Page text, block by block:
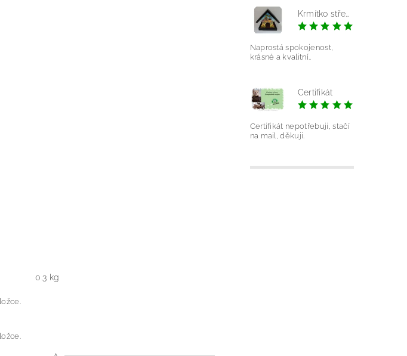
0.3 kg
Naprostá spokojenost,
krásné a kvalitní..
Certifikát
Certifikát nepotřebuji, stačí
na mail, děkuji.